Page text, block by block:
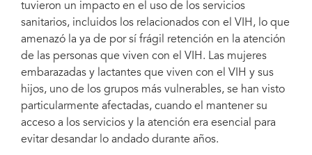
tuvieron un impacto en el uso de los servicios
sanitarios, incluidos los relacionados con el VIH, lo que
amenazó la ya de por sí frágil retención en la atención
de las personas que viven con el VIH. Las mujeres
embarazadas y lactantes que viven con el VIH y sus
hijos, uno de los grupos más vulnerables, se han visto
particularmente afectadas, cuando el mantener su
acceso a los servicios y la atención era esencial para
evitar desandar lo andado durante años.